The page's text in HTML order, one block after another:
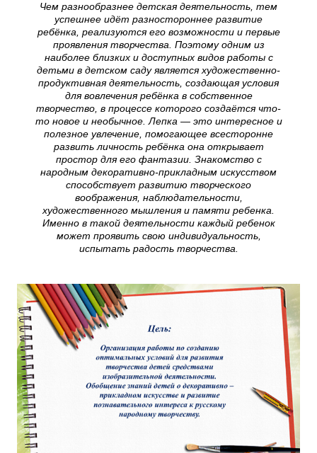
Чем разнообразнее детская деятельность, тем
успешнее идёт разностороннее развитие
ребёнка, реализуются его возможности и первые
проявления творчества. Поэтому одним из
наиболее близких и доступных видов работы с
детьми в детском саду является художественно-
продуктивная деятельность, создающая условия
для вовлечения ребёнка в собственное
творчество, в процессе которого создаётся что-
то новое и необычное. Лепка — это интересное и
полезное увлечение, помогающее всесторонне
развить личность ребёнка она открывает
простор для его фантазии. Знакомство с
народным декоративно-прикладным искусством
способствует развитию творческого
воображения, наблюдательности,
художественного мышления и памяти ребенка.
Именно в такой деятельности каждый ребенок
может проявить свою индивидуальность,
испытать радость творчества.